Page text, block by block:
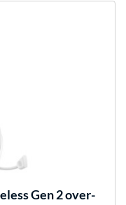
Gen 2 over-